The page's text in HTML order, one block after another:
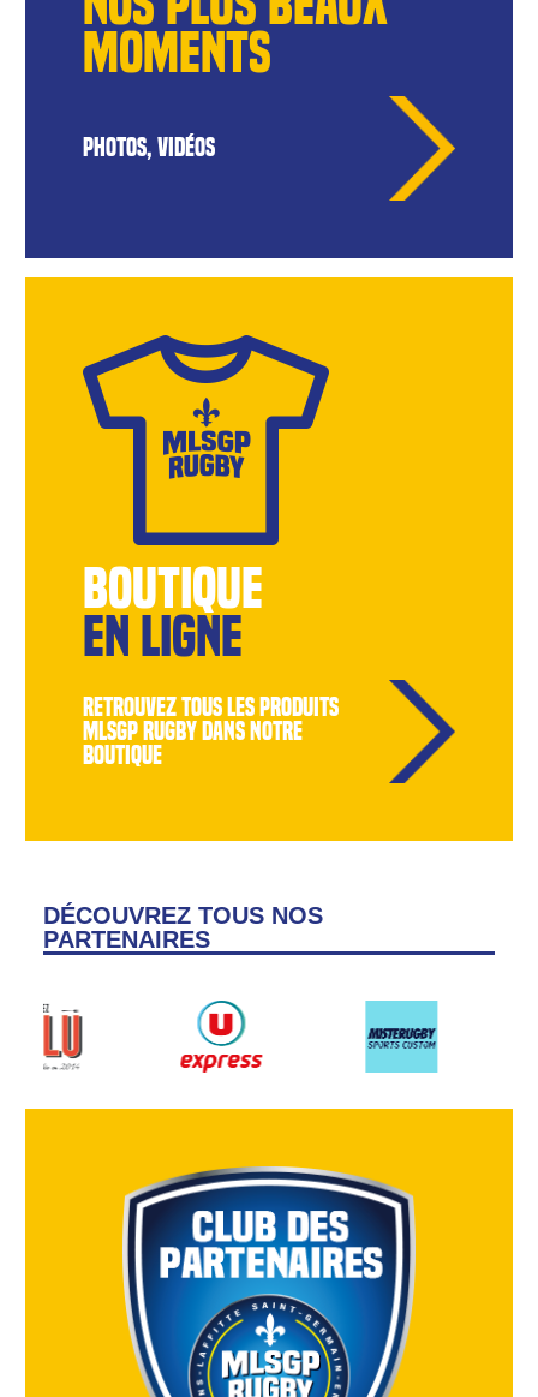
MOMENTS
PHOTOS, VIDÉOS
BOUTIQUE
EN LIGNE
retrouvez tous les produits
MLSGP Rugby dans notre
boutique
DÉCOUVREZ TOUS NOS
PARTENAIRES